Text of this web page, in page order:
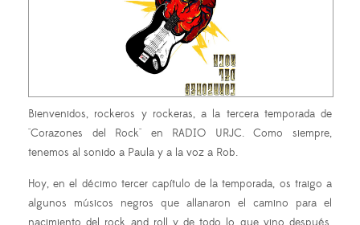
Bienvenidos, rockeros y rockeras, a la tercera temporada de
"Corazones del Rock" en RADIO URJC. Como siempre,
tenemos al sonido a Paula y a la voz a Rob.
Hoy, en el décimo tercer capítulo de la temporada, os traigo a
algunos músicos negros que allanaron el camino para el